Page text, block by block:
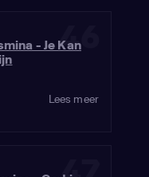
46
- Je Kan
Lees meer